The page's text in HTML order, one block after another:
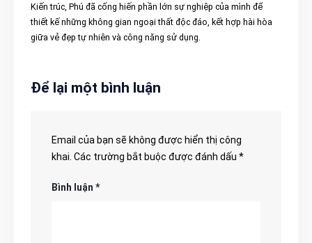
Kiến trúc, Phú đã cống hiến phần lớn sự nghiệp của mình để
thiết kế những không gian ngoại thất độc đáo, kết hợp hài hòa
giữa vẻ đẹp tự nhiên và công năng sử dụng.
Để lại một bình luận
Email của bạn sẽ không được hiển thị công
khai. Các trường bắt buộc được đánh dấu *
Bình luận *